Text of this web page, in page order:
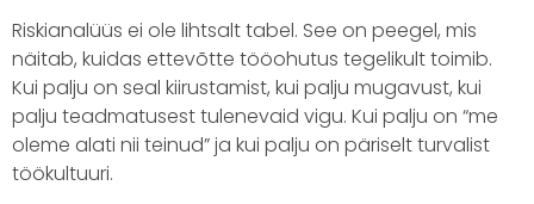
Riskianalüüs ei ole lihtsalt tabel. See on peegel, mis
näitab, kuidas ettevõtte tööohutus tegelikult toimib.
Kui palju on seal kiirustamist, kui palju mugavust, kui
palju teadmatusest tulenevaid vigu. Kui palju on “me
oleme alati nii teinud” ja kui palju on päriselt turvalist
töökultuuri.